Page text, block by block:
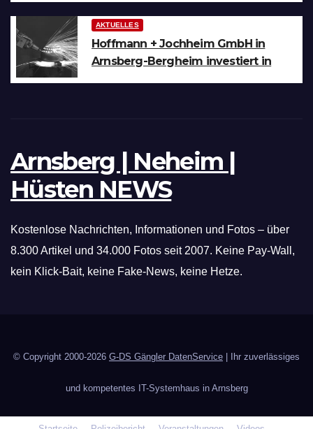
AKTUELLES
Hoffmann + Jochheim GmbH in
Arnsberg-Bergheim investiert in
Arnsberg | Neheim |
Hüsten NEWS
Kostenlose Nachrichten, Informationen und Fotos – über
8.300 Artikel und 34.000 Fotos seit 2007. Keine Pay-Wall,
kein Klick-Bait, keine Fake-News, keine Hetze.
© Copyright 2000-2026 G-DS Gängler DatenService | Ihr zuverlässiges
und kompetentes IT-Systemhaus in Arnsberg